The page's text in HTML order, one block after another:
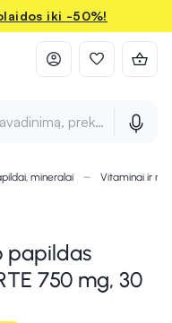
iki -50%!
prekės ženklą ir
mineralai Vitaminai ir
papildas
750 mg, 30